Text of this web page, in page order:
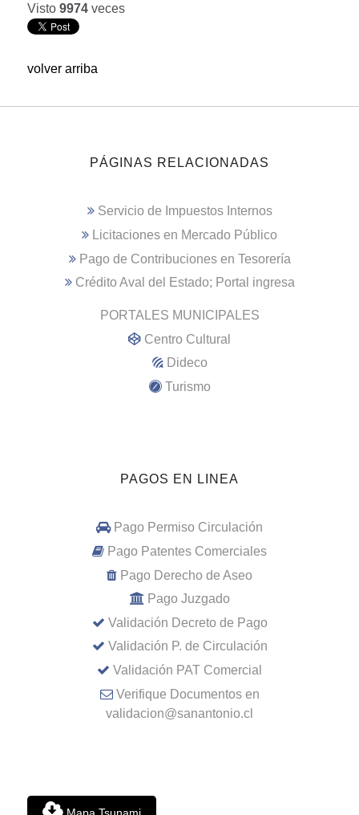
Visto 9974 veces
volver arriba
PÁGINAS RELACIONADAS
Servicio de Impuestos Internos
Licitaciones en Mercado Público
Pago de Contribuciones en Tesorería
Crédito Aval del Estado; Portal ingresa
PORTALES MUNICIPALES
Centro Cultural
Dideco
Turismo
PAGOS EN LINEA
Pago Permiso Circulación
Pago Patentes Comerciales
Pago Derecho de Aseo
Pago Juzgado
Validación Decreto de Pago
Validación P. de Circulación
Validación PAT Comercial
Verifique Documentos en
validacion@sanantonio.cl